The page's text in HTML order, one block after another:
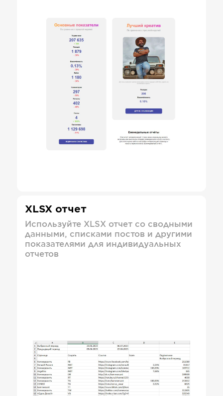
XLSX отчет
Используйте XLSX отчет со сводными
данными, списками постов и другими
показателями для индивидуальных
отчетов